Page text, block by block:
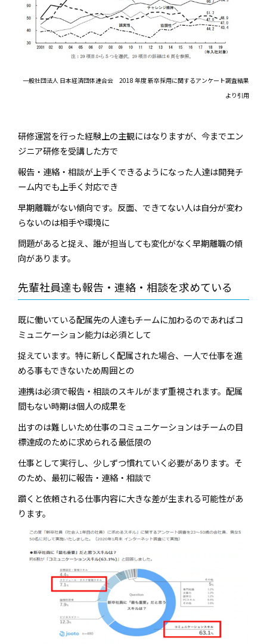
一般社団法人 日本経済団体連合会 2018 年度 新卒採用に関するアンケート調査結果
より引用
研修運営を行った経験上の主観にはなりますが、今までエン
ジニア研修を受講した方で
報告・連絡・相談が上手くできるようになった人達は開発チ
ーム内でも上手く対応でき
早期離職がない傾向です。反面、できてない人は自分が変わ
らないのは相手や環境に
問題があると捉え、誰が担当しても変化がなく早期離職の傾
向があります。
先輩社員達も報告・連絡・相談を求めている
既に働いている配属先の人達もチームに加わるのであればコ
ミュニケーション能力は必須として
捉えています。特に新しく配属された場合、一人で仕事を進
める事もできないため周囲との
連携は必須で報告・相談のスキルがまず重視されます。配属
間もない時期は個人の成果を
出すのは難しいため仕事のコミュニケーションはチームの目
標達成のために求められる最低限の
仕事として実行し、少しずつ慣れていく必要があります。そ
のため、最初に報告・連絡・相談で
躓くと依頼される仕事内容に大きな差が生まれる可能性があ
ります。